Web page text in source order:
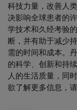
科技力量，改善人
决影响全球患者的
学技术和久经考验
断，并有助于减少
需的时间和成本。
的科学、创新和持
人的生活质量，同
欲了解更多信息，